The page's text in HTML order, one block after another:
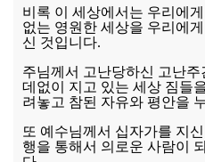
비록 이 세상에서는 우리에
없는 영원한 세상을 우리에
신 것입니다.
주님께서 고난당하신 고난
데없이 지고 있는 세상 짐들
려놓고 참된 자유와 평안을
또 예수님께서 십자가를 지
행을 통해서 의로운 사람이